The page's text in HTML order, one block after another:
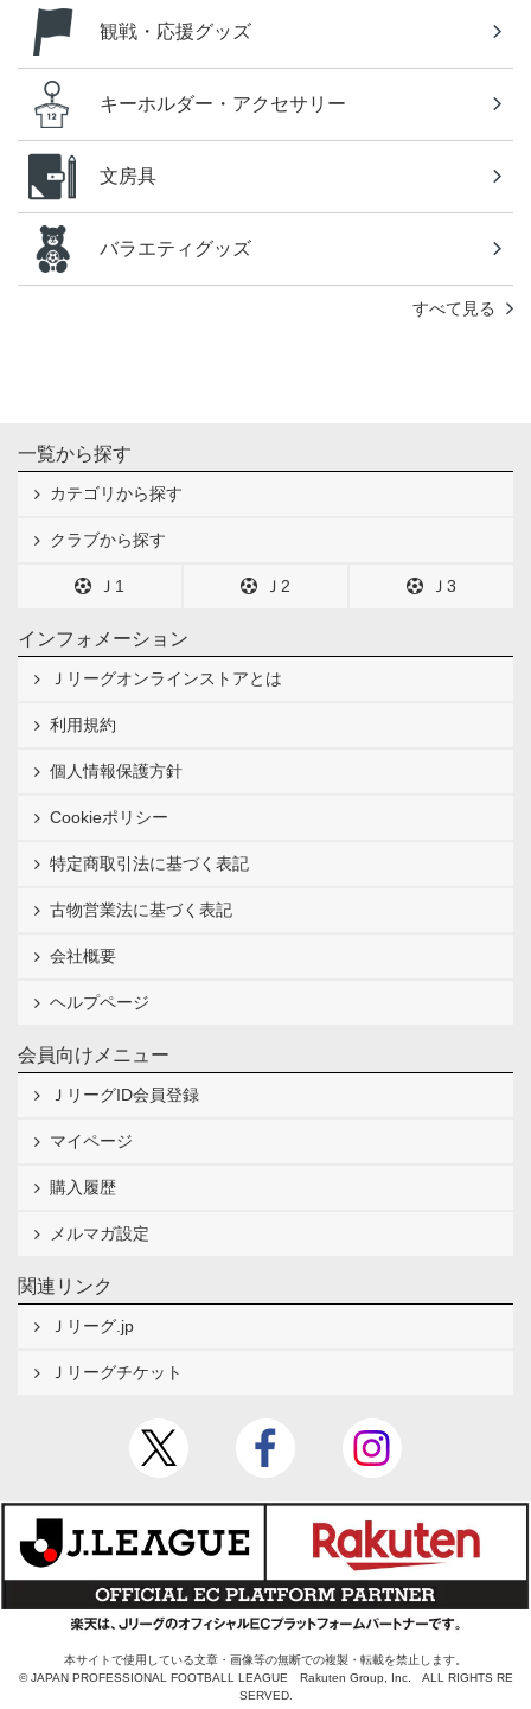
観戦・応援グッズ
キーホルダー・アクセサリー
文房具
バラエティグッズ
すべて見る
一覧から探す
カテゴリから探す
クラブから探す
Ｊ1 Ｊ2 Ｊ3
インフォメーション
Ｊリーグオンラインストアとは
利用規約
個人情報保護方針
Cookieポリシー
特定商取引法に基づく表記
古物営業法に基づく表記
会社概要
ヘルプページ
会員向けメニュー
ＪリーグID会員登録
マイページ
購入履歴
メルマガ設定
関連リンク
Ｊリーグ.jp
Ｊリーグチケット
本サイトで使用している文章・画像等の無断での複製・転載を禁止します。
© JAPAN PROFESSIONAL FOOTBALL LEAGUE Rakuten Group, Inc. ALL RIGHTS RE
SERVED.